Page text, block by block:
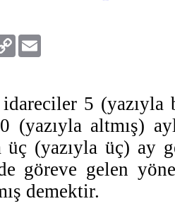
Copy
Link
5 (yazıyla
(yazıyla altmış)
üç (yazıyla üç) ay
göreve gelen
demektir.